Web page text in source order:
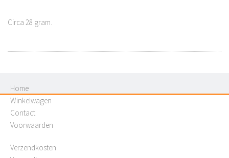
Circa 28 gram.
Home
Winkelwagen
Contact
Voorwaarden
Verzendkosten